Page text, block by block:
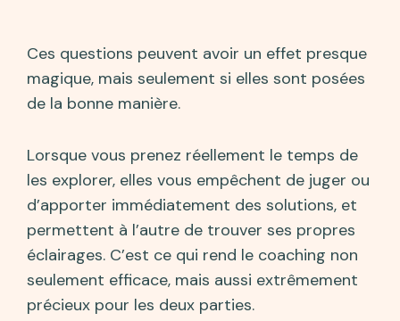
Ces questions peuvent avoir un effet presque
magique, mais seulement si elles sont posées
de la bonne manière.
Lorsque vous prenez réellement le temps de
les explorer, elles vous empêchent de juger ou
d’apporter immédiatement des solutions, et
permettent à l’autre de trouver ses propres
éclairages. C’est ce qui rend le coaching non
seulement efficace, mais aussi extrêmement
précieux pour les deux parties.